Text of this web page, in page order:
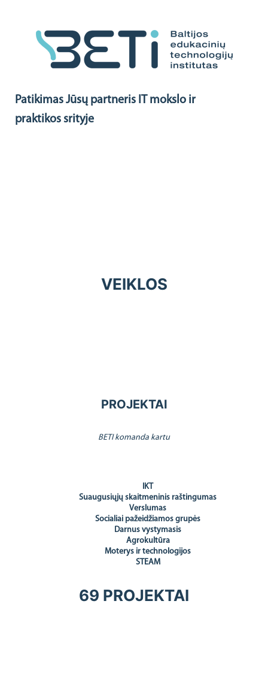
Patikimas Jūsų partneris IT mokslo ir
praktikos srityje
VEIKLOS
PROJEKTAI
BETI komanda kartu
IKT
Suaugusiųjų skaitmeninis raštingumas
Verslumas
Socialiai pažeidžiamos grupės
Darnus vystymasis
Agrokultūra
Moterys ir technologijos
STEAM
69 PROJEKTAI